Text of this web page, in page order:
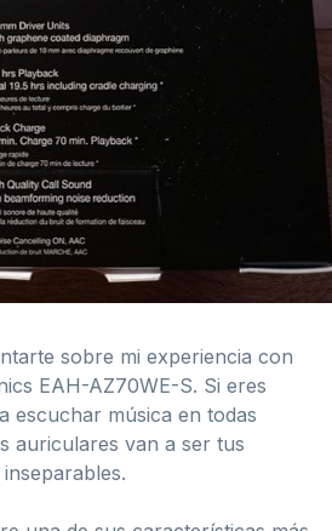
sobre mi experiencia con
EAH-AZ70WE-S. Si eres
escuchar música en todas
auriculares van a ser tus